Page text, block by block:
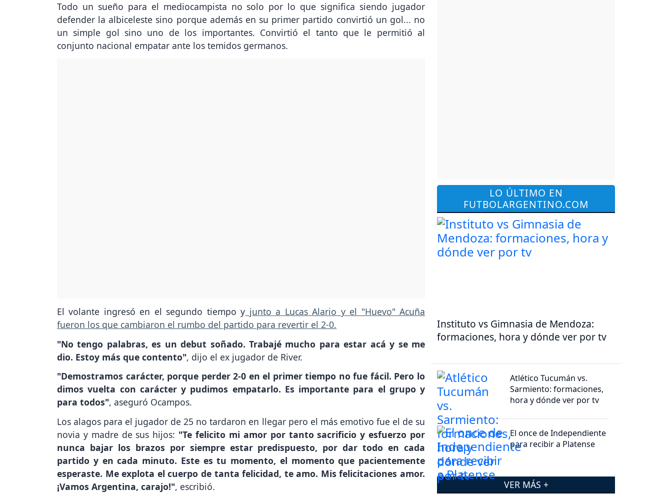
Todo un sueño para el mediocampista no solo por lo que significa siendo jugador
defender la albiceleste sino porque además en su primer partido convirtió un gol... no
un simple gol sino uno de los importantes. Convirtió el tanto que le permitió al
conjunto nacional empatar ante los temidos germanos.
El volante ingresó en el segundo tiempo y junto a Lucas Alario y el "Huevo" Acuña
fueron los que cambiaron el rumbo del partido para revertir el 2-0.
"No tengo palabras, es un debut soñado. Trabajé mucho para estar acá y se me
dio. Estoy más que contento", dijo el ex jugador de River.
"Demostramos carácter, porque perder 2-0 en el primer tiempo no fue fácil. Pero lo
dimos vuelta con carácter y pudimos empatarlo. Es importante para el grupo y
para todos", aseguró Ocampos.
Los alagos para el jugador de 25 no tardaron en llegar pero el más emotivo fue el de su
novia y madre de sus hijos: "Te felicito mi amor por tanto sacrificio y esfuerzo por
nunca bajar los brazos por siempre estar predispuesto, por dar todo en cada
partido y en cada minuto. Este es tu momento, el momento que pacientemente
esperaste. Me explota el cuerpo de tanta felicidad, te amo. Mis felicitaciones amor.
¡Vamos Argentina, carajo!", escribió.
LO ÚLTIMO EN
FUTBOLARGENTINO.COM
Instituto vs Gimnasia de Mendoza:
formaciones, hora y dónde ver por tv
Atlético Tucumán vs.
Sarmiento: formaciones,
hora y dónde ver por tv
El once de Independiente
para recibir a Platense
VER MÁS +